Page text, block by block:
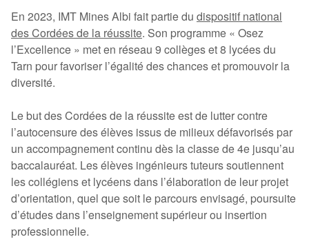
En 2023, IMT Mines Albi fait partie du dispositif national
des Cordées de la réussite. Son programme « Osez
l’Excellence » met en réseau 9 collèges et 8 lycées du
Tarn pour favoriser l’égalité des chances et promouvoir la
diversité.
Le but des Cordées de la réussite est de lutter contre
l’autocensure des élèves issus de milieux défavorisés par
un accompagnement continu dès la classe de 4e jusqu’au
baccalauréat. Les élèves ingénieurs tuteurs soutiennent
les collégiens et lycéens dans l’élaboration de leur projet
d’orientation, quel que soit le parcours envisagé, poursuite
d’études dans l’enseignement supérieur ou insertion
professionnelle.